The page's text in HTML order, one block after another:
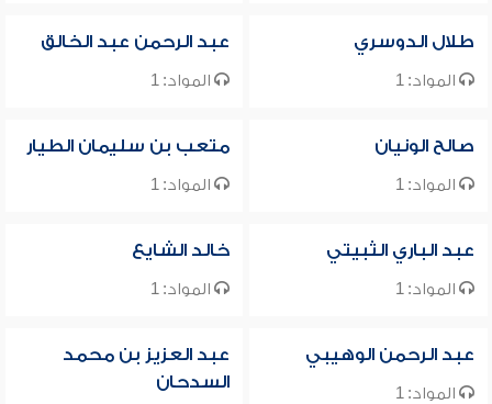
طلال الدوسري
المواد: 1
عبد الرحمن عبد الخالق
المواد: 1
صالح الونيان
المواد: 1
متعب بن سليمان الطيار
المواد: 1
عبد الباري الثبيتي
المواد: 1
خالد الشايع
المواد: 1
عبد الرحمن الوهيبي
المواد: 1
عبد العزيز بن محمد
السدحان